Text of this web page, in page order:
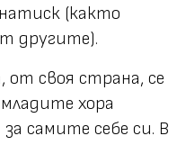
(както
другите).
от своя страна, се
хора
самите себе си. В